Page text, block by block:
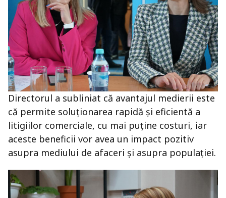
Directorul a subliniat că avantajul medierii este
că permite soluționarea rapidă și eficientă a
litigiilor comerciale, cu mai puține costuri, iar
aceste beneficii vor avea un impact pozitiv
asupra mediului de afaceri și asupra populației.